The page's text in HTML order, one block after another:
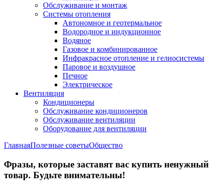
Обслуживание и монтаж
Системы отопления
Автономное и геотермальное
Водородное и индукционное
Водяное
Газовое и комбинированное
Инфракрасное отопление и гелиосистемы
Паровое и воздушное
Печное
Электрическое
Вентиляция
Кондиционеры
Обслуживание кондиционеров
Обслуживание вентиляции
Оборудование для вентиляции
ГлавнаяПолезные советыОбщество
Фразы, которые заставят вас купить ненужный
товар. Будьте внимательны!